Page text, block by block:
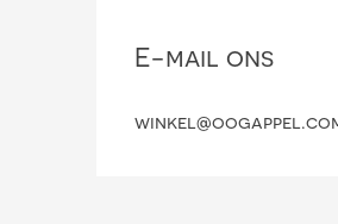
E-mail ons